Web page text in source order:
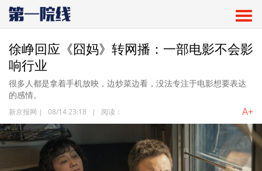
徐峥回应《囧妈》转网播：一部电影不会影
响行业
很多人都是拿着手机放映，边炒菜边看，没法专注于电影想要表达
的感情。
新京报网 | 08/14 23:18 | 阅读： A+